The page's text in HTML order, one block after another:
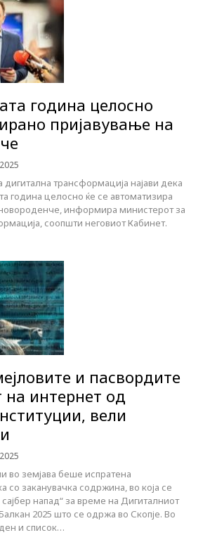
година целосно
пријавување на
дигитална трансформација најави дека
година целосно ќе се автоматизира
информира министерот за
соопшти неговиот Кабинет.
и пасвордите
на интернет од
вели
во земјава беше испратена
со заканувачка содржина, во која се
напад“ за време на Дигиталниот
2025 што се одржа во Скопје. Во
и список…